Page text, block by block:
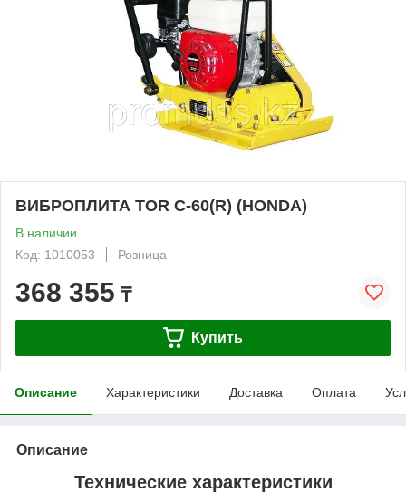
ВИБРОПЛИТА TOR C-60(R) (HONDA)
В наличии
Код: 1010053
Розница
368 355 ₸
Купить
Описание Характеристики Доставка Оплата
Описание
Технические характеристики